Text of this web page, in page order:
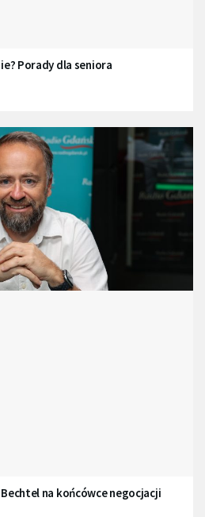
Porady dla seniora
na końcówce negocjacji